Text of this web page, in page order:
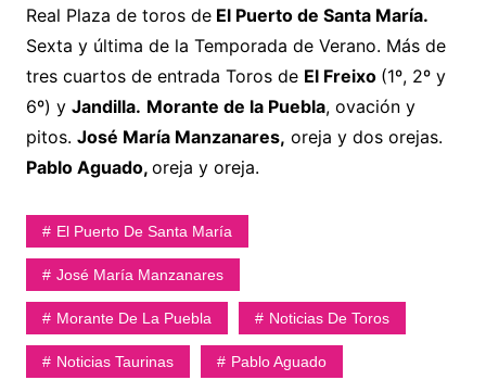
Real Plaza de toros deEl Puerto de Santa María.
Sexta y última de la Temporada de Verano. Más de
tres cuartos de entrada Toros de El Freixo (1º, 2º y
6º) y Jandilla. Morante de la Puebla, ovación y
pitos. José María Manzanares, oreja y dos orejas.
Pablo Aguado, oreja y oreja.
El Puerto De Santa María
José María Manzanares
Morante De La Puebla Noticias De Toros
Noticias Taurinas Pablo Aguado